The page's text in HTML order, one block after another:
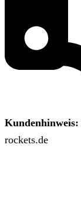
Kundenhinweis:
rockets.de